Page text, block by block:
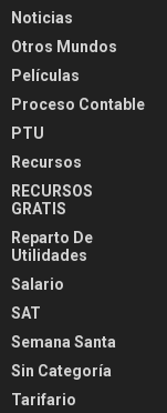
Noticias
Otros Mundos
Películas
Proceso Contable
PTU
Recursos
RECURSOS
GRATIS
Reparto De
Utilidades
Salario
SAT
Semana Santa
Sin Categoría
Tarifario